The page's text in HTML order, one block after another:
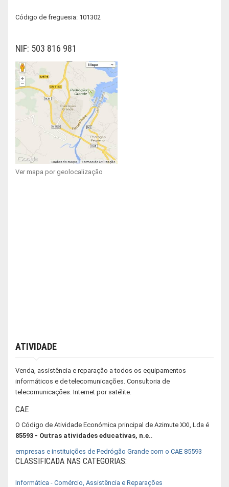
Código de freguesia: 101302
NIF: 503 816 981
Ver mapa por geolocalização
ATIVIDADE
Venda, assistência e reparação a todos os equipamentos
informáticos e de telecomunicações. Consultoria de
telecomunicações. Internet por satélite.
CAE
O Código de Atividade Económica principal de Azimute XXI, Lda é
85593 - Outras atividades educativas, n.e..
empresas e instituições de Pedrógão Grande com o CAE 85593
CLASSIFICADA NAS CATEGORIAS:
Informática - Comércio, Assistência e Reparações